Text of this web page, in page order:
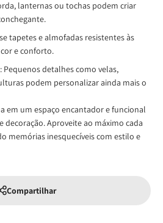
lanternas ou tochas podem criar
tapetes e almofadas resistentes às
e conforto.
: Pequenos detalhes como velas,
podem personalizar ainda mais o
em um espaço encantador e funcional
decoração. Aproveite ao máximo cada
memórias inesquecíveis com estilo e
Compartilhar